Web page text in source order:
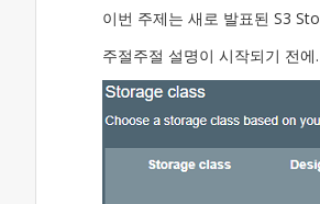
이번 주제는 새로 발표된 S3
주절주절 설명이 시작되기 전